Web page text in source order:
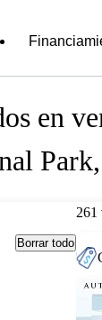
en
Borrar todo
261